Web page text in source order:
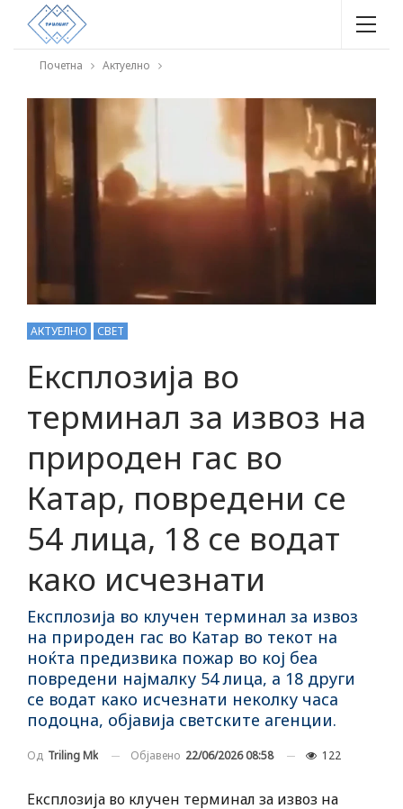
Почетна Актуелно
АКТУЕЛНО СВЕТ
Експлозија во
терминал за извоз на
природен гас во
Катар, повредени се
54 лица, 18 се водат
како исчезнати
Експлозија во клучен терминал за извоз
на природен гас во Катар во текот на
ноќта предизвика пожар во кој беа
повредени најмалку 54 лица, а 18 други
се водат како исчезнати неколку часа
подоцна, објавија светските агенции.
Од Triling Mk Објавено 22/06/2026 08:58 122
Експлозија во клучен терминал за извоз на